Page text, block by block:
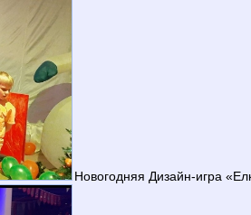
Новогодняя Дизайн-игра